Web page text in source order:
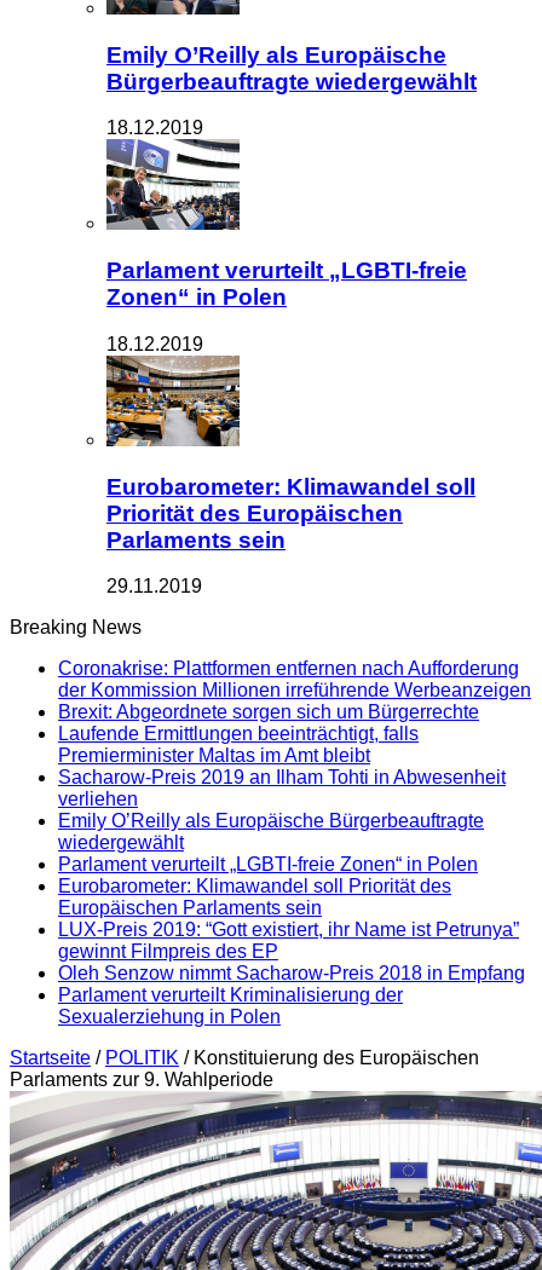
Emily O’Reilly als Europäische
Bürgerbeauftragte wiedergewählt
18.12.2019
Parlament verurteilt „LGBTI-freie
Zonen“ in Polen
18.12.2019
Eurobarometer: Klimawandel soll
Priorität des Europäischen
Parlaments sein
29.11.2019
Breaking News
Coronakrise: Plattformen entfernen nach Aufforderung
der Kommission Millionen irreführende Werbeanzeigen
Brexit: Abgeordnete sorgen sich um Bürgerrechte
Laufende Ermittlungen beeinträchtigt, falls
Premierminister Maltas im Amt bleibt
Sacharow-Preis 2019 an Ilham Tohti in Abwesenheit
verliehen
Emily O’Reilly als Europäische Bürgerbeauftragte
wiedergewählt
Parlament verurteilt „LGBTI-freie Zonen“ in Polen
Eurobarometer: Klimawandel soll Priorität des
Europäischen Parlaments sein
LUX-Preis 2019: “Gott existiert, ihr Name ist Petrunya”
gewinnt Filmpreis des EP
Oleh Senzow nimmt Sacharow-Preis 2018 in Empfang
Parlament verurteilt Kriminalisierung der
Sexualerziehung in Polen
Startseite / POLITIK / Konstituierung des Europäischen
Parlaments zur 9. Wahlperiode